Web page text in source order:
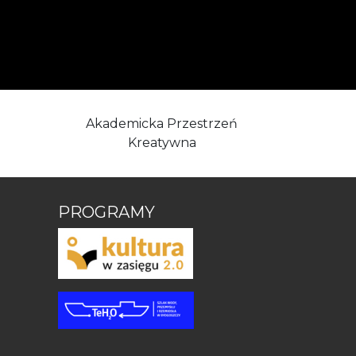
Akademicka Przestrzeń
Kreatywna
PROGRAMY